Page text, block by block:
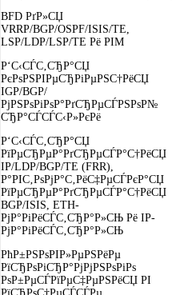
BFD РґР»СЏ
VRRP/BGP/OSPF/ISIS/TE,
LSP/LDP/LSP/TE Рё PIM
Р‘С‹СЃС‚СЂР°СЏ
РєРѕРЅРІРµСЂРіРµРЅС†РёСЏ
IGP/BGP/
РјРЅРѕРіРѕР°РґСЂРµСЃРЅРѕР№
СЂР°СЃСЃС‹Р»РєРё
Р‘С‹СЃС‚СЂР°СЏ
РїРµСЂРµР°РґСЂРµСЃР°С†РёСЏ
IP/LDP/BGP/TE (FRR),
Р°РІС‚РѕРјР°С‚РёС‡РµСЃРєР°СЏ
РїРµСЂРµР°РґСЂРµСЃР°С†РёСЏ
BGP/ISIS, ETH-
РјР°РіРёСЃС‚СЂР°Р»СЊ Рё IP-
РјР°РіРёСЃС‚СЂР°Р»СЊ
РћР±РЅРѕРІР»РµРЅРёРµ
РїСЂРѕРіСЂР°РјРјРЅРѕРіРѕ
РѕР±РµСЃРїРµС‡РµРЅРёСЏ РІ